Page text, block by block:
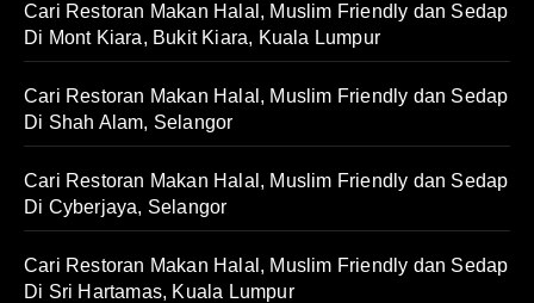
Cari Restoran Makan Halal, Muslim Friendly dan Sedap
Di Mont Kiara, Bukit Kiara, Kuala Lumpur
Cari Restoran Makan Halal, Muslim Friendly dan Sedap
Di Shah Alam, Selangor
Cari Restoran Makan Halal, Muslim Friendly dan Sedap
Di Cyberjaya, Selangor
Cari Restoran Makan Halal, Muslim Friendly dan Sedap
Di Sri Hartamas, Kuala Lumpur